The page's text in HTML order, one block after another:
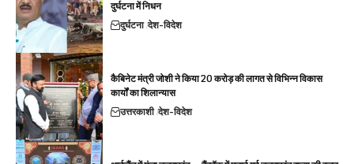
दुर्घटना में निधन
दुर्घटना देश-विदेश
कैबिनेट मंत्री जोशी ने किया 20 करोड़ की लागत से विभिन्न विकास
कार्यों का शिलान्यास
उत्तरकाशी देश-विदेश